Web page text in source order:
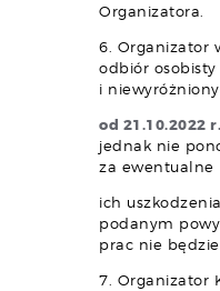
Organizatora.
6. Organizator
odbiór
i
od 21.10.2022
jednak nie
za ewentualne
ich
podanym
prac nie
7. Organizator